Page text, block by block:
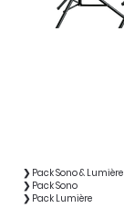
❯ Pack Sono & Lumière
❯ Pack Sono
❯ Pack Lumière